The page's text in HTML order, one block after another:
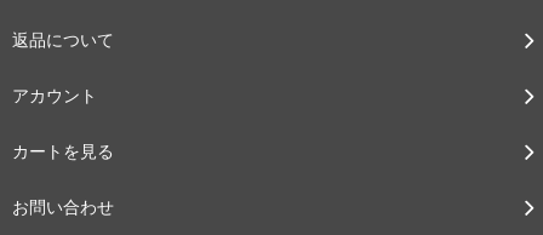
返品について
アカウント
カートを見る
お問い合わせ